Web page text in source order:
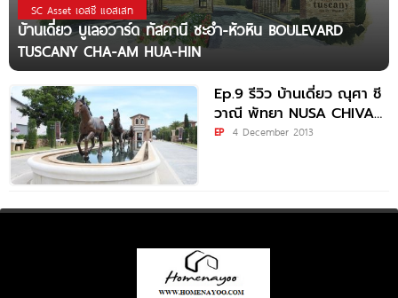
SC Asset เอสซี แอสเสท
บ้านเดี่ยว บูเลอวาร์ด ทัสคานี ชะอำ-หัวหิน BOULEVARD
TUSCANY CHA-AM HUA-HIN
Ep.9 รีวิว บ้านเดี่ยว ณุศา ชี
วาณี พัทยา NUSA CHIVANI
PATTAYA
EP 4 December 2013